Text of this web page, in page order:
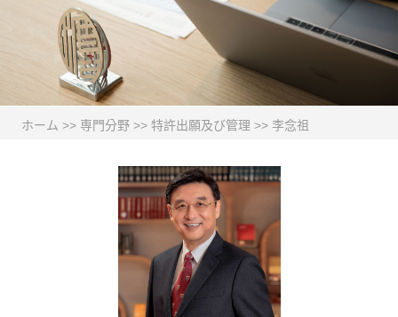
ホーム >> 専門分野 >> 特許出願及び管理 >> 李念祖